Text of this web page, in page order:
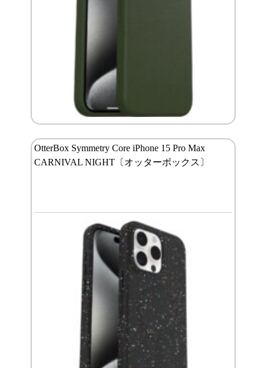
OtterBox Symmetry Core iPhone 15 Pro Max
CARNIVAL NIGHT〔オッターボックス〕